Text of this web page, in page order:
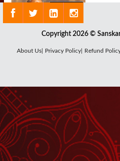
August 18,
नंदलाल
Copyright 2026 ©
About Us| Privacy Policy| Refund